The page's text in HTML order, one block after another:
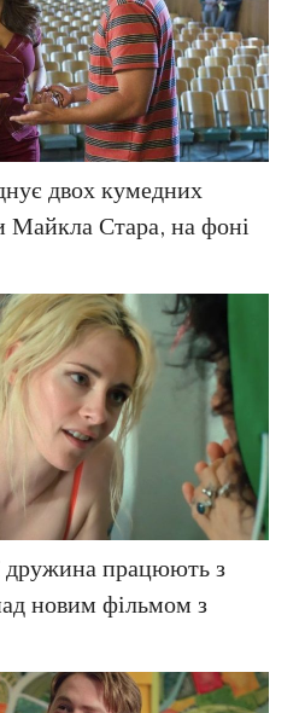
двох кумедних
Майкла Стара, на фоні
дружина працюють з
новим фільмом з